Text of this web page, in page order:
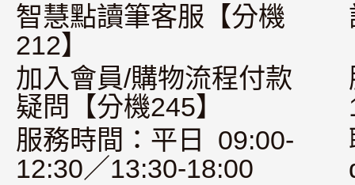
智慧點讀筆客服【分機
212】
加入會員/購物流程付款
疑問【分機245】
服務時間：平日 09:00-
12:30／13:30-18:00